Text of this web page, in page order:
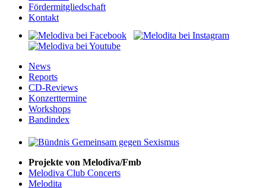
Fördermitgliedschaft
Kontakt
News
Reports
CD-Reviews
Konzerttermine
Workshops
Bandindex
Projekte von Melodiva/Fmb
Melodiva Club Concerts
Melodita